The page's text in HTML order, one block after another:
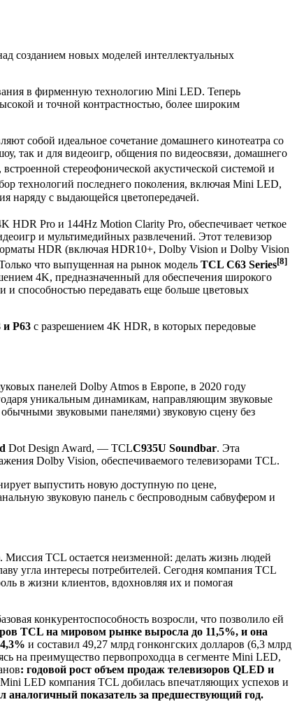
созданием новых моделей интеллектуальных
в фирменную технологию Mini LED. Теперь
и точной контрастностью, более широким
собой идеальное сочетание домашнего кинотеатра со
так и для видеоигр, общения по видеосвязи, домашнего
стереофонической акустической системой и
технологий последнего поколения, включая Mini LED,
наряду с выдающейся цветопередачей.
HDR Pro и 144Hz Motion Clarity Pro, обеспечивает четкое
и мультимедийных развлечений. Этот телевизор
HDR (включая HDR10+, Dolby Vision и Dolby Vision
что выпущенная на рынок модель TCL C63 Series[8]
4K, предназначенный для обеспечения широкого
и способностью передавать еще больше цветовых
и P63 с разрешением 4K HDR, в которых передовые
панелей Dolby Atmos в Европе, в 2020 году
уникальным динамикам, направляющим звуковые
звуковыми панелями) звуковую сцену без
Dot Design Award, — TCLC935U Soundbar. Эта
Dolby Vision, обеспечиваемого телевизорами TCL.
выпустить новую доступную по цене,
звуковую панель с беспроводным сабвуфером и
TCL остается неизменной: делать жизнь людей
угла интересы потребителей. Сегодня компания TCL
в жизни клиентов, вдохновляя их и помогая
конкурентоспособность возросли, что позволило ей
TCL на мировом рынке выросла до 11,5%, и она
и составил 49,27 млрд гонконгских долларов (6,3 млрд
на преимущество первопроходца в сегменте Mini LED,
: годовой рост объем продаж телевизоров QLED и
LED компания TCL добилась впечатляющих успехов и
показатель за предшествующий год.